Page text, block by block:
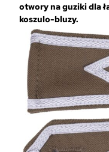
otwory na guziki dla
koszulo-bluzy.